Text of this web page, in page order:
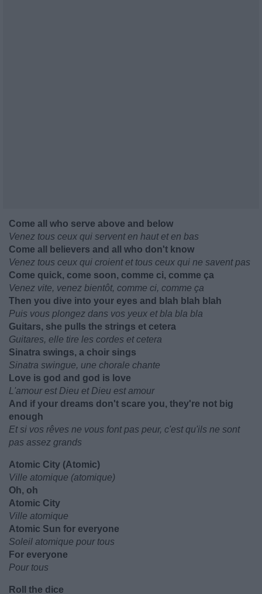
Come all who serve above and below
Venez tous ceux qui servent en haut et en bas
Come all believers and all who don't know
Venez tous ceux qui croient et tous ceux qui ne savent pas
Come quick, come soon, comme ci, comme ça
Venez vite, venez bientôt, comme ci, comme ça
Then you dive into your eyes and blah blah blah
Puis vous plongez dans vos yeux et bla bla bla
Guitars, she pulls the strings et cetera
Guitares, elle tire les cordes et cetera
Sinatra swings, a choir sings
Sinatra swingue, une chorale chante
Love is god and god is love
L'amour est Dieu et Dieu est amour
And if your dreams don't scare you, they're not big
enough
Et si vos rêves ne vous font pas peur, c'est qu'ils ne sont
pas assez grands
Atomic City (Atomic)
Ville atomique (atomique)
Oh, oh
Atomic City
Ville atomique
Atomic Sun for everyone
Soleil atomique pour tous
For everyone
Pour tous
Roll the dice